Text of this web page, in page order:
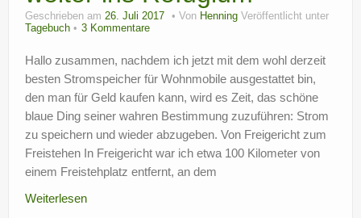
Geschrieben am 26. Juli 2017 Von Henning Veröffentlicht unter
Tagebuch
3 Kommentare
Hallo zusammen, nachdem ich jetzt mit dem wohl derzeit
besten Stromspeicher für Wohnmobile ausgestattet bin,
den man für Geld kaufen kann, wird es Zeit, das schöne
blaue Ding seiner wahren Bestimmung zuzuführen: Strom
zu speichern und wieder abzugeben. Von Freigericht zum
Freistehen In Freigericht war ich etwa 100 Kilometer von
einem Freistehplatz entfernt, an dem
Weiterlesen